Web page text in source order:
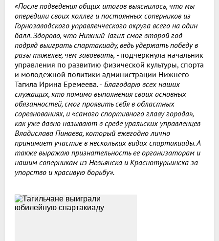
«После подведения общих итогов выяснилось, что мы
опередили своих коллег и постоянных соперников из
Горнозаводского управленческого округа всего на один
балл. Здорово, что Нижний Тагил смог второй год
подряд выиграть спартакиаду, ведь удержать победу в
разы тяжелее, чем завоевать, - подчеркнула начальник
управления по развитию физической культуры, спорта
и молодежной политики администрации Нижнего
Тагила Ирина Еремеева. - Благодарю всех наших
служащих, кто помимо выполнения своих основных
обязанностей, смог проявить себя в областных
соревнованиях, и «самого спортивного главу города»,
как уже давно называют в среде уральских управленцев
Владислава Пинаева, который ежегодно лично
принимает участие в нескольких видах спартакиады. А
также выражаю признательность ее организаторам и
нашим соперникам из Невьянска и Краснотурьинска за
упорство и красивую борьбу».